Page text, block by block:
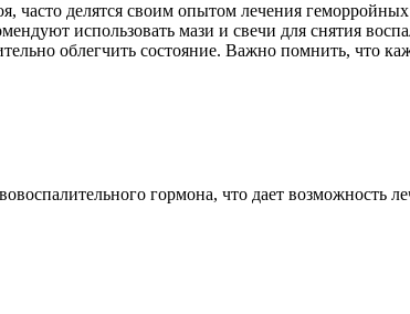
часто делятся своим опытом лечения
использовать мази и свечи для снятия
облегчить состояние. Важно помнить, что
гормона, что дает возможность